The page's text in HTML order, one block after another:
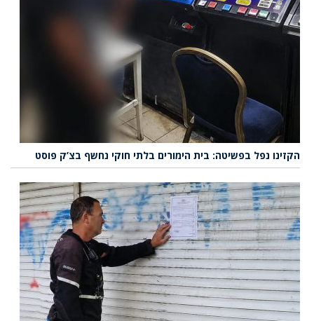
הקזינו נפל בפשיטה: בית הימורים בלתי חוקי נחשף בצ’ק פוסט